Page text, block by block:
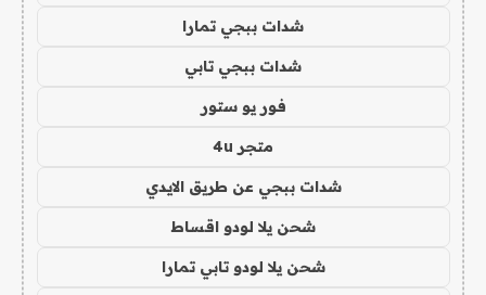
شدات ببجي تمارا
شدات ببجي تابي
فور يو ستور
متجر 4u
شدات ببجي عن طريق الايدي
شحن يلا لودو اقساط
شحن يلا لودو تابي تمارا